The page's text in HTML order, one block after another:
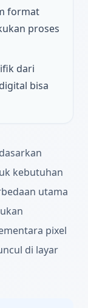
format
proses
dari
bisa
kebutuhan
utama
pixel
di layar